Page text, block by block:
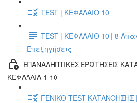
TEST | ΚΕΦΑΛΑΙΟ 10
TEST | ΚΕΦΑΛΑΙΟ 10 | 8
Επεξηγήσεις
ΕΠΑΝΑΛΗΠΤΙΚΕΣ ΕΡΩΤΗΣΕΙΣ
ΚΕΦΑΛΑΙΑ 1-10
ΓΕΝΙΚΟ TEST ΚΑΤΑΝΟΗΣΗΣ